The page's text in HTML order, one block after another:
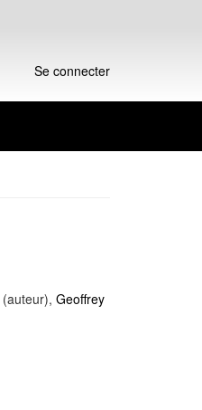
Se connecter
(auteur), Geoffrey